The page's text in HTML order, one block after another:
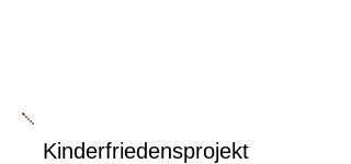
Kinderfriedensprojekt